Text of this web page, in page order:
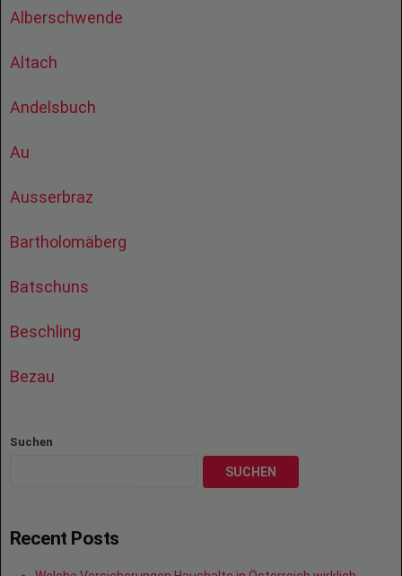
Alberschwende
Altach
Andelsbuch
Au
Ausserbraz
Bartholomäberg
Batschuns
Beschling
Bezau
Suchen
SUCHEN
Recent Posts